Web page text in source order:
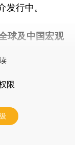
行中。
球及中国宏观
限